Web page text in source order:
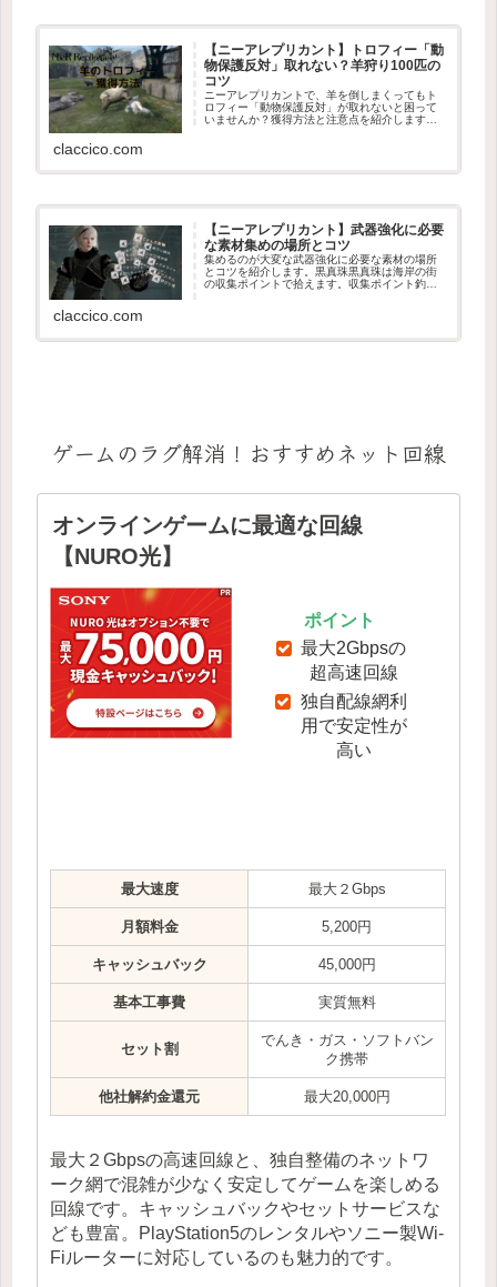
【ニーアレプリカント】トロフィー「動
物保護反対」取れない？羊狩り100匹の
コツ
ニーアレプリカントで、羊を倒しまくってもト
ロフィー「動物保護反対」が取れないと困って
いませんか？獲得方法と注意点を紹介します。
claccico.com
【ニーアレプリカント】武器強化に必要
な素材集めの場所とコツ
集めるのが大変な武器強化に必要な素材の場所
とコツを紹介します。黒真珠黒真珠は海岸の街
の収集ポイントで拾えます。収集ポイント釣り
claccico.com
ゲームのラグ解消！おすすめネット回線
オンラインゲームに最適な回線
【NURO光】
ポイント
最大2Gbpsの
超高速回線
独自配線網利
用で安定性が
高い
最大速度 最大２Gbps
月額料金 5,200円
キャッシュバック 45,000円
基本工事費 実質無料
セット割
でんき・ガス・ソフトバン
ク携帯
他社解約金還元 最大20,000円
最大２Gbpsの高速回線と、独自整備のネットワ
ーク網で混雑が少なく安定してゲームを楽しめる
回線です。キャッシュバックやセットサービスな
ども豊富。PlayStation5のレンタルやソニー製Wi-
Fiルーターに対応しているのも魅力的です。